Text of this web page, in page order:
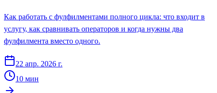
Как работать с фулфилментами полного цикла: что входит в
услугу, как сравнивать операторов и когда нужны два
фулфилмента вместо одного.
22 апр. 2026 г.
10 мин